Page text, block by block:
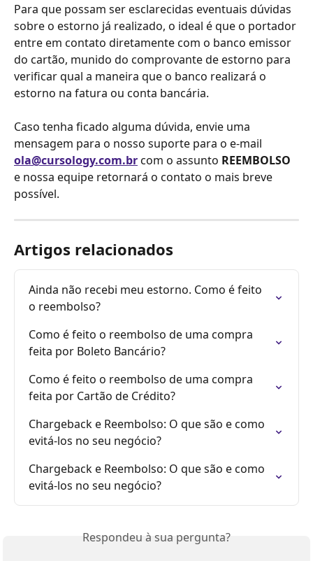
Para que possam ser esclarecidas eventuais dúvidas
sobre o estorno já realizado, o ideal é que o portador
entre em contato diretamente com o banco emissor
do cartão, munido do comprovante de estorno para
verificar qual a maneira que o banco realizará o
estorno na fatura ou conta bancária.
Caso tenha ficado alguma dúvida, envie uma
mensagem para o nosso suporte para o e-mail
ola@cursology.com.br com o assunto REEMBOLSO
e nossa equipe retornará o contato o mais breve
possível.
Artigos relacionados
Ainda não recebi meu estorno. Como é feito
o reembolso?
Como é feito o reembolso de uma compra
feita por Boleto Bancário?
Como é feito o reembolso de uma compra
feita por Cartão de Crédito?
Chargeback e Reembolso: O que são e como
evitá-los no seu negócio?
Chargeback e Reembolso: O que são e como
evitá-los no seu negócio?
Respondeu à sua pergunta?